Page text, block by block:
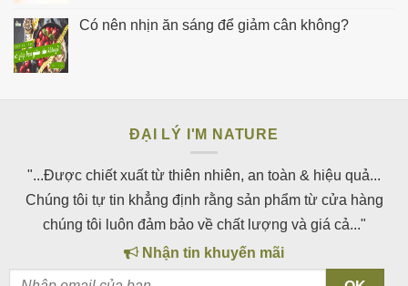
Có nên nhịn ăn sáng để giảm cân không?
ĐẠI LÝ I'M NATURE
"...Được chiết xuất từ thiên nhiên, an toàn & hiệu quả...
Chúng tôi tự tin khẳng định rằng sản phẩm từ cửa hàng
chúng tôi luôn đảm bảo về chất lượng và giá cả..."
Nhận tin khuyến mãi